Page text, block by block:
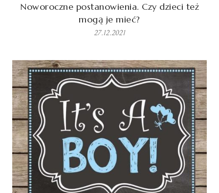
Noworoczne postanowienia. Czy dzieci też
mogą je mieć?
27.12.2021